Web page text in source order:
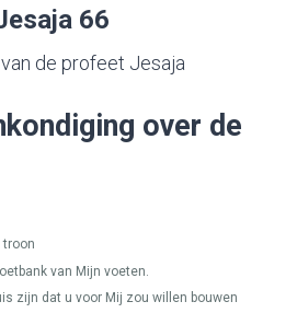
66
de profeet Jesaja
over de
troon
van Mijn voeten.
zijn dat u voor Mij zou willen bouwen